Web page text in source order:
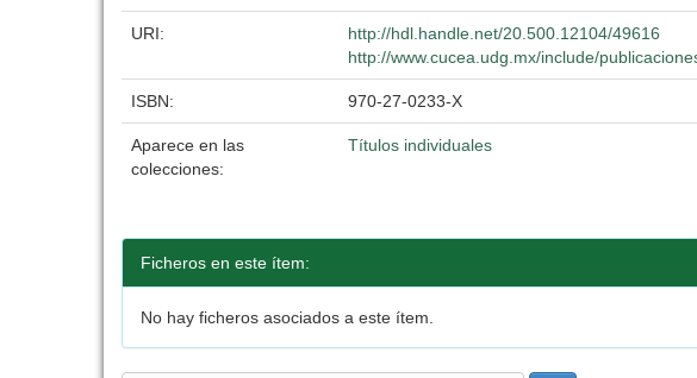
URI:
http://hdl.handle.net/20.500.12104/49616
http://www.cucea.udg.mx/include/
ISBN: 970-27-0233-X
Aparece en las
colecciones:
Títulos individuales
Ficheros en este ítem:
No hay ficheros asociados a este ítem.